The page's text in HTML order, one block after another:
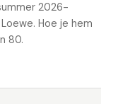
2026-
Hoe je hem
80.